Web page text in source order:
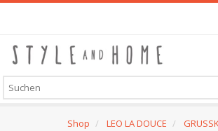
Skip
content
Shop LEO LA DOUCE